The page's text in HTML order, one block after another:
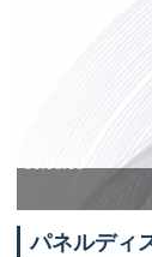
パネルディ